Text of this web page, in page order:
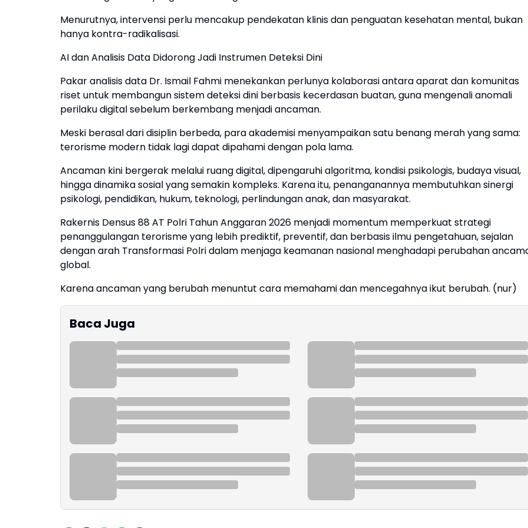
Menurutnya, intervensi perlu mencakup pendekatan klinis dan penguatan kesehatan mental, bukan
hanya kontra-radikalisasi.
AI dan Analisis Data Didorong Jadi Instrumen Deteksi Dini
Pakar analisis data Dr. Ismail Fahmi menekankan perlunya kolaborasi antara aparat dan komunitas
riset untuk membangun sistem deteksi dini berbasis kecerdasan buatan, guna mengenali anomali
perilaku digital sebelum berkembang menjadi ancaman.
Meski berasal dari disiplin berbeda, para akademisi menyampaikan satu benang merah yang sama:
terorisme modern tidak lagi dapat dipahami dengan pola lama.
Ancaman kini bergerak melalui ruang digital, dipengaruhi algoritma, kondisi psikologis, budaya visual,
hingga dinamika sosial yang semakin kompleks. Karena itu, penanganannya membutuhkan sinergi
psikologi, pendidikan, hukum, teknologi, perlindungan anak, dan masyarakat.
Rakernis Densus 88 AT Polri Tahun Anggaran 2026 menjadi momentum memperkuat strategi
penanggulangan terorisme yang lebih prediktif, preventif, dan berbasis ilmu pengetahuan, sejalan
dengan arah Transformasi Polri dalam menjaga keamanan nasional menghadapi perubahan
global.
Karena ancaman yang berubah menuntut cara memahami dan mencegahnya ikut berubah. (nur)
Baca Juga